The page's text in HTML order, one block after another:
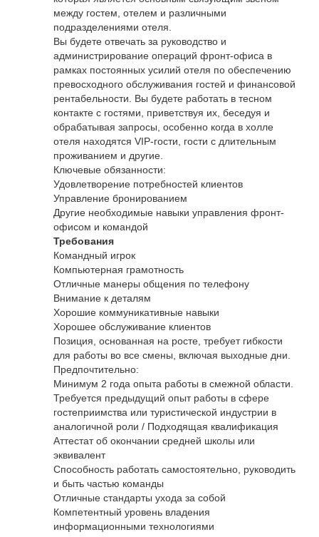
между гостем, отелем и различными
подразделениями отеля.
Вы будете отвечать за руководство и
администрирование операций фронт-офиса в
рамках постоянных усилий отеля по обеспечению
превосходного обслуживания гостей и финансовой
рентабельности. Вы будете работать в тесном
контакте с гостями, приветствуя их, беседуя и
обрабатывая запросы, особенно когда в холле
отеля находятся VIP-гости, гости с длительным
проживанием и другие.
Ключевые обязанности:
Удовлетворение потребностей клиентов
Управление бронированием
Другие необходимые навыки управления фронт-
офисом и командой
Требования
Командный игрок
Компьютерная грамотность
Отличные манеры общения по телефону
Внимание к деталям
Хорошие коммуникативные навыки
Хорошее обслуживание клиентов
Позиция, основанная на росте, требует гибкости
для работы во все смены, включая выходные дни.
Предпочтительно:
Минимум 2 года опыта работы в смежной области.
Требуется предыдущий опыт работы в сфере
гостеприимства или туристической индустрии в
аналогичной роли / Подходящая квалификация
Аттестат об окончании средней школы или
эквивалент
Способность работать самостоятельно, руководить
и быть частью команды
Отличные стандарты ухода за собой
Компетентный уровень владения
информационными технологиями